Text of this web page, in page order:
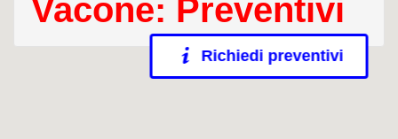
Vacone: Preventivi
Richiedi preventivi